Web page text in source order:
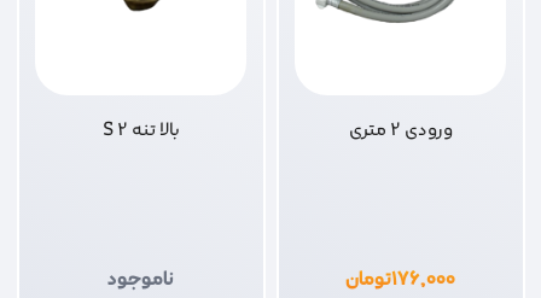
ورودی 2 متری
۱۷۶,۰۰۰تومان
بالا تنه 2 S
ناموجود